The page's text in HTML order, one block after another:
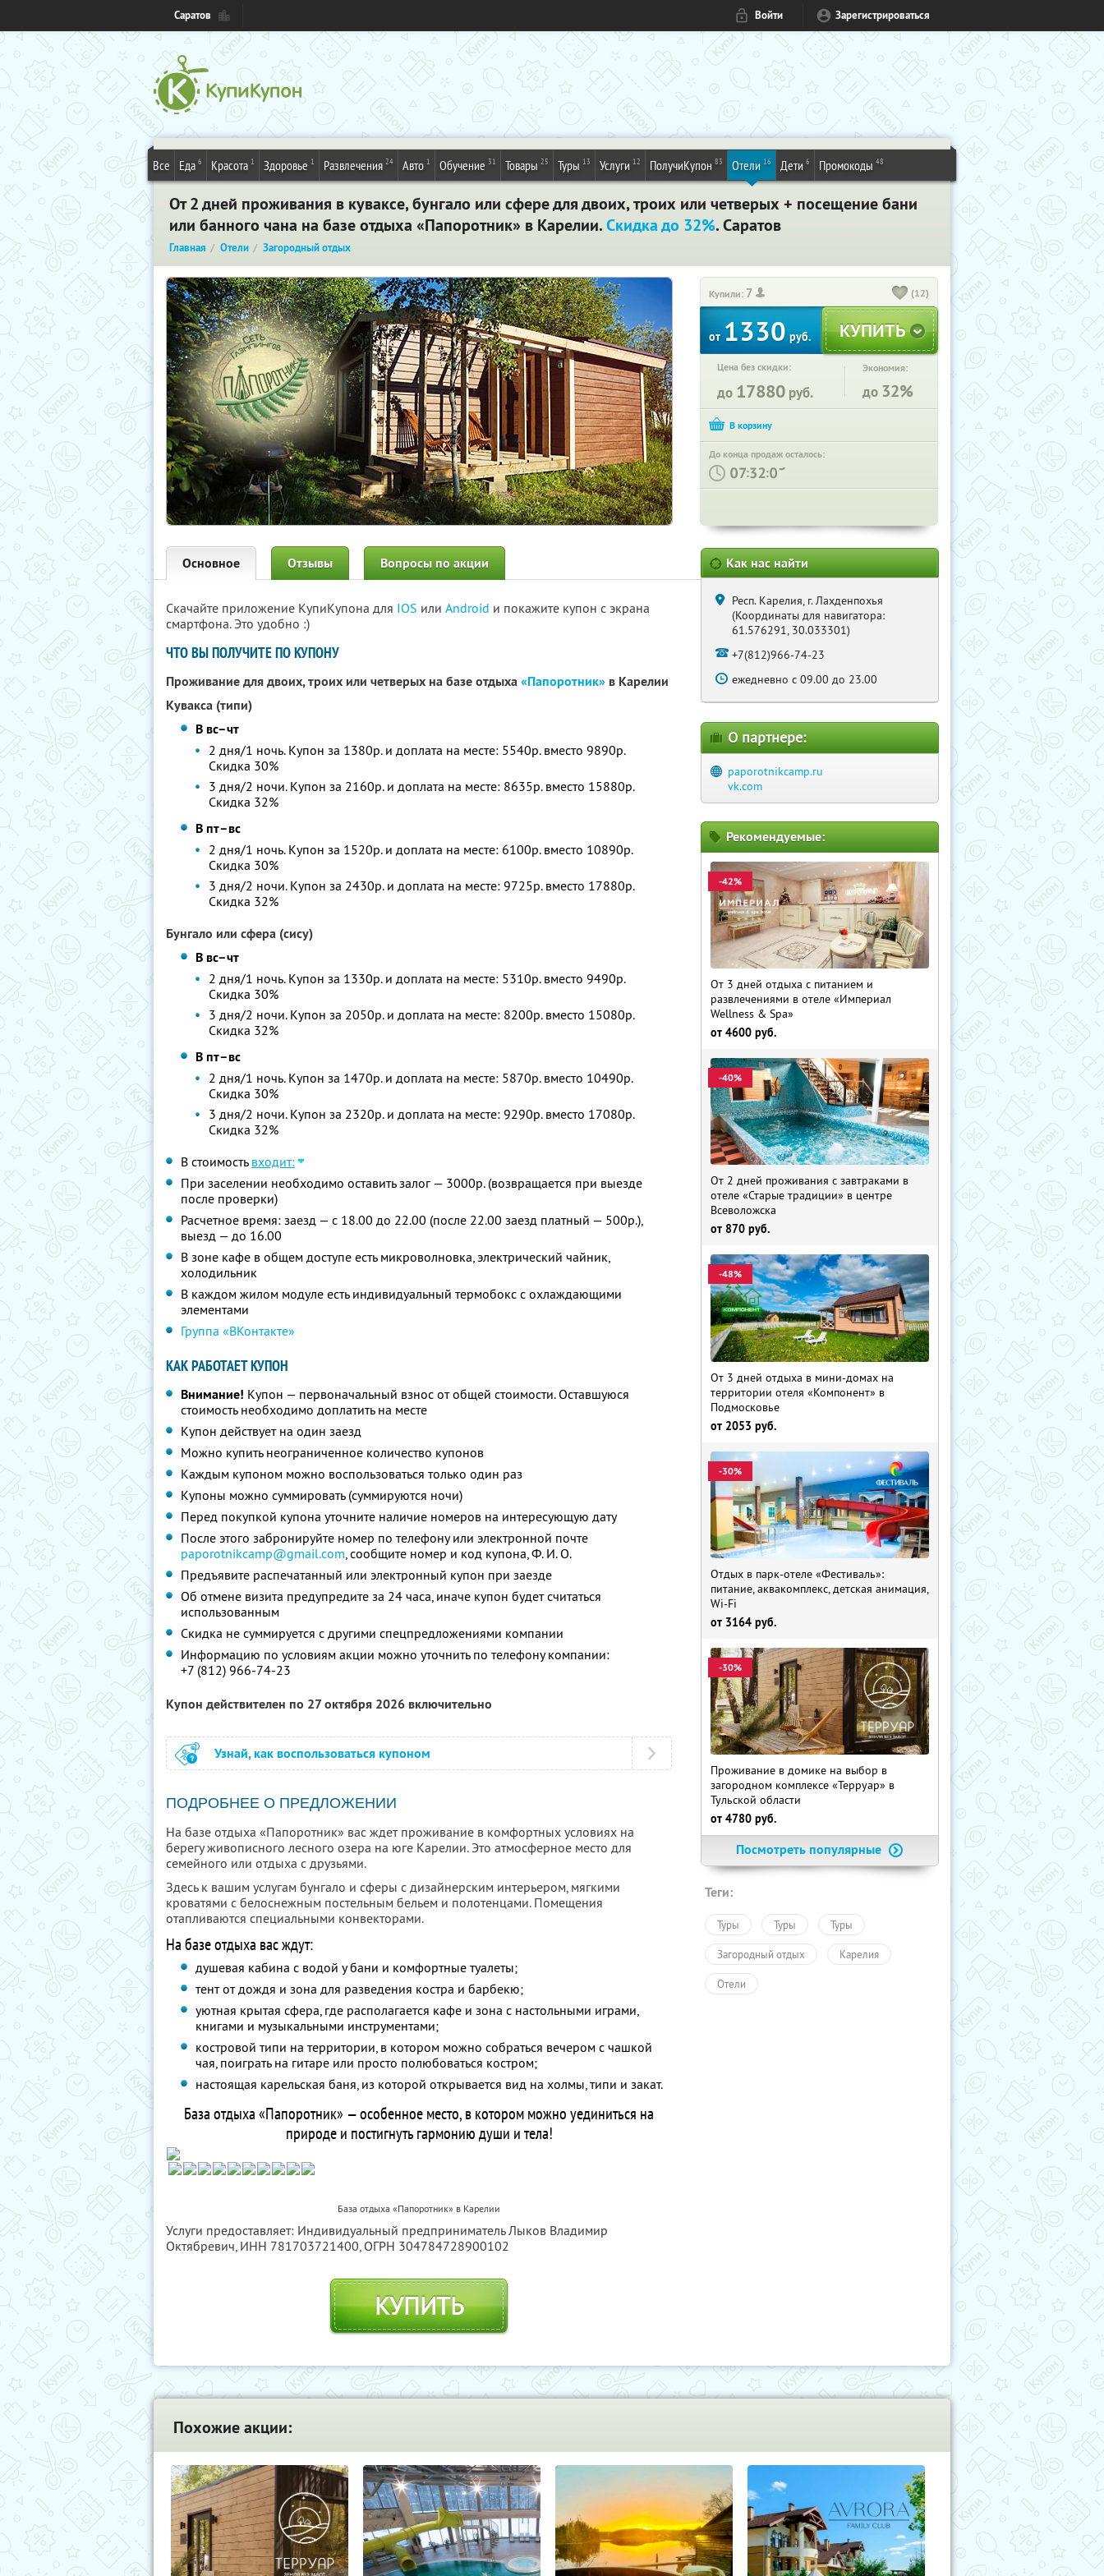
Саратов Войти Зарегистрироваться
Все Еда 6 Красота 1 Здоровье 1 Развлечения 24 Авто 1 Обучение 31 Товары 25 Туры 13 Услуги 12 ПолучиКупон 83 Отели 16 Дети 6 Промокоды 48
От 2 дней проживания в куваксе, бунгало или сфере для двоих, троих или четверых + посещение бани
или банного чана на базе отдыха «Папоротник» в Карелии.Скидка до 32%. Саратов
Главная Отели Загородный отдых
Купили: 7 (12)
от 1330 руб.
Цена без скидки:
до 17880 руб.
Экономия:
до 32%
До конца продаж осталось:
: :
Основное Отзывы Вопросы по акции
Скачайте приложение КупиКупона для IOS или Android и покажите купон с экрана
смартфона. Это удобно :)
ЧТО ВЫ ПОЛУЧИТЕ ПО КУПОНУ
Проживание для двоих, троих или четверых на базе отдыха«Папоротник» в Карелии
Кувакса (типи)
В вс–чт
2 дня/1 ночь. Купон за 1380р. и доплата на месте: 5540р. вместо 9890р.
Скидка 30%
3 дня/2 ночи. Купон за 2160р. и доплата на месте: 8635р. вместо 15880р.
Скидка 32%
В пт–вс
2 дня/1 ночь. Купон за 1520р. и доплата на месте: 6100р. вместо 10890р.
Скидка 30%
3 дня/2 ночи. Купон за 2430р. и доплата на месте: 9725р. вместо 17880р.
Скидка 32%
Бунгало или сфера (сису)
В вс–чт
2 дня/1 ночь. Купон за 1330р. и доплата на месте: 5310р. вместо 9490р.
Скидка 30%
3 дня/2 ночи. Купон за 2050р. и доплата на месте: 8200р. вместо 15080р.
Скидка 32%
В пт–вс
2 дня/1 ночь. Купон за 1470р. и доплата на месте: 5870р. вместо 10490р.
Скидка 30%
3 дня/2 ночи. Купон за 2320р. и доплата на месте: 9290р. вместо 17080р.
Скидка 32%
В стоимость входит:
При заселении необходимо оставить залог — 3000р. (возвращается при выезде
после проверки)
Расчетное время: заезд — с 18.00 до 22.00 (после 22.00 заезд платный — 500р.),
выезд — до 16.00
В зоне кафе в общем доступе есть микроволновка, электрический чайник,
холодильник
В каждом жилом модуле есть индивидуальный термобокс с охлаждающими
элементами
Группа «ВКонтакте»
КАК РАБОТАЕТ КУПОН
Внимание! Купон — первоначальный взнос от общей стоимости. Оставшуюся
стоимость необходимо доплатить на месте
Купон действует на один заезд
Можно купить неограниченное количество купонов
Каждым купоном можно воспользоваться только один раз
Купоны можно суммировать (суммируются ночи)
Перед покупкой купона уточните наличие номеров на интересующую дату
После этого забронируйте номер по телефону или электронной почте
paporotnikcamp@gmail.com, сообщите номер и код купона, Ф. И. О.
Предъявите распечатанный или электронный купон при заезде
Об отмене визита предупредите за 24 часа, иначе купон будет считаться
использованным
Скидка не суммируется с другими спецпредложениями компании
Информацию по условиям акции можно уточнить по телефону компании:
+7 (812) 966-74-23
Купон действителен по 27 октября 2026 включительно
Узнай, как воспользоваться купоном
ПОДРОБНЕЕ О ПРЕДЛОЖЕНИИ
На базе отдыха «Папоротник» вас ждет проживание в комфортных условиях на
берегу живописного лесного озера на юге Карелии. Это атмосферное место для
семейного или отдыха с друзьями.
Здесь к вашим услугам бунгало и сферы с дизайнерским интерьером, мягкими
кроватями с белоснежным постельным бельем и полотенцами. Помещения
отапливаются специальными конвекторами.
На базе отдыха вас ждут:
душевая кабина с водой у бани и комфортные туалеты;
тент от дождя и зона для разведения костра и барбекю;
уютная крытая сфера, где располагается кафе и зона с настольными играми,
книгами и музыкальными инструментами;
костровой типи на территории, в котором можно собраться вечером с чашкой
чая, поиграть на гитаре или просто полюбоваться костром;
настоящая карельская баня, из которой открывается вид на холмы, типи и закат.
База отдыха «Папоротник» — особенное место, в котором можно уединиться на
природе и постигнуть гармонию души и тела!
База отдыха «Папоротник» в Карелии
Услуги предоставляет: Индивидуальный предприниматель Лыков Владимир
Октябревич, ИНН 781703721400, ОГРН 304784728900102
КУПИТЬ
Как нас найти
Респ. Карелия, г. Лахденпохья
(Координаты для навигатора:
61.576291, 30.033301)
+7(812)966-74-23
ежедневно с 09.00 до 23.00
О партнере:
paporotnikcamp.ru
vk.com
Рекомендуемые:
-42%
От 3 дней отдыха с питанием и
развлечениями в отеле «Империал
Wellness & Spa»
от 4600 руб.
-40%
От 2 дней проживания с завтраками в
отеле «Старые традиции» в центре
Всеволожска
от 870 руб.
-48%
От 3 дней отдыха в мини-домах на
территории отеля «Компонент» в
Подмосковье
от 2053 руб.
-30%
Отдых в парк-отеле «Фестиваль»:
питание, аквакомплекс, детская анимация,
Wi-Fi
от 3164 руб.
-30%
Проживание в домике на выбор в
загородном комплексе «Терруар» в
Тульской области
от 4780 руб.
Посмотреть популярные
Теги:
Туры Туры Туры
Загородный отдых Карелия
Отели
Похожие акции: